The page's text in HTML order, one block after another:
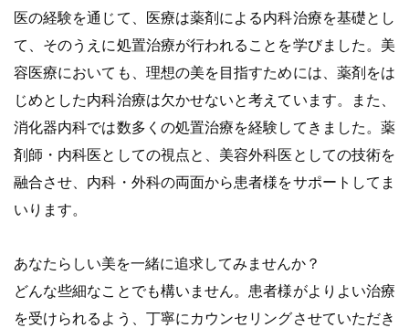
医の経験を通じて、医療は薬剤による内科治療を基礎とし
て、そのうえに処置治療が行われることを学びました。美
容医療においても、理想の美を目指すためには、薬剤をは
じめとした内科治療は欠かせないと考えています。また、
消化器内科では数多くの処置治療を経験してきました。薬
剤師・内科医としての視点と、美容外科医としての技術を
融合させ、内科・外科の両面から患者様をサポートしてま
いります。
あなたらしい美を一緒に追求してみませんか？
どんな些細なことでも構いません。患者様がよりよい治療
を受けられるよう、丁寧にカウンセリングさせていただき